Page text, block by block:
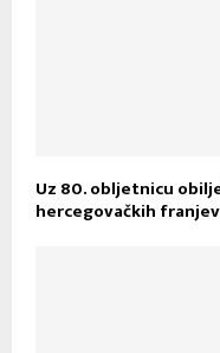
Uz 80. obljetnicu
hercegovačkih